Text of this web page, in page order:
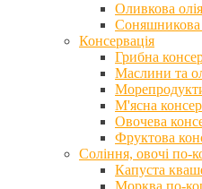
Оливкова олія
Соняшникова
Консервація
Грибна
Маслини та
М'ясна
Овочева
Фруктова
Соління, овочі по-
Капуста
Морква по-